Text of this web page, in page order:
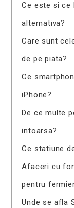
Ce este si ce
alternativa?
Care sunt
de pe piata?
Ce
iPhone?
De ce multe
intoarsa?
Ce statiune
Afaceri cu
pentru
Unde se afla